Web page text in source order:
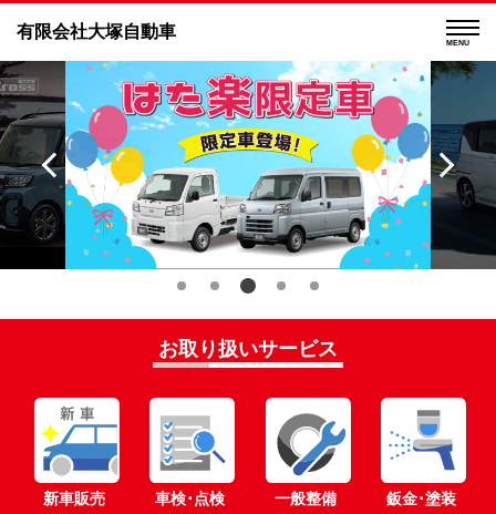
有限会社大塚自動車
MENU
お取り扱いサービス
新車販売 車検･点検 一般整備 鈑金･塗装